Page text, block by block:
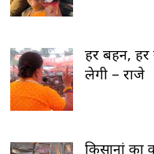
हर बहन, हर
लेगी – राजे
किसानां का